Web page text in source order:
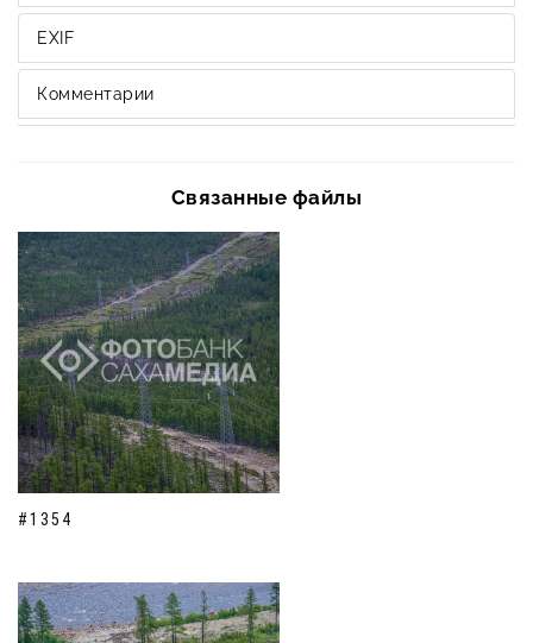
EXIF
Комментарии
Связанные файлы
#1354